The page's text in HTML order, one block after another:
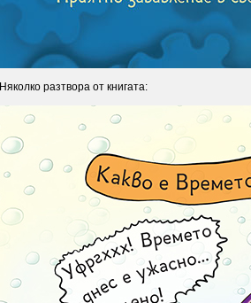
Няколко разтвора от книгата: